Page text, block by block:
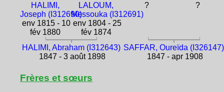
HALIMI,
Joseph (I312690)
env 1815 - 10
fév 1880
LALOUM,
Messouka (I312691)
env 1804 - 25
fév 1874
? ?
HALIMI, Abraham (I312643)
1847 - 3 août 1898
SAFFAR, Oureïda (I326147)
1847 - apr 1908
Frères et sœurs